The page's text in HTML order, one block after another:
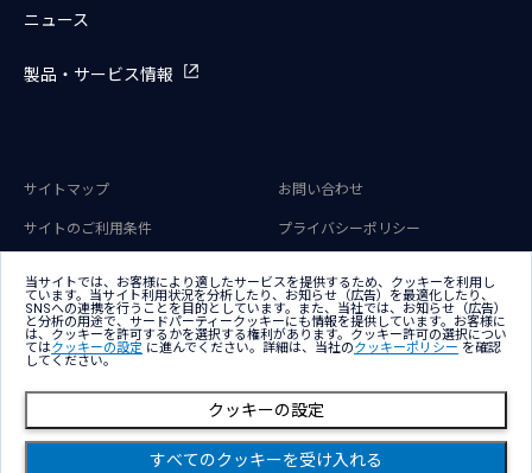
ニュース
製品・サービス情報
サイトマップ
お問い合わせ
サイトのご利用条件
プライバシーポリシー
クッキー（Cookie）プリファレン
ス
Copyright © NTT DATA Group Corporation
当サイトでは、お客様により適したサービスを提供するため、クッキーを利用し
ています。当サイト利用状況を分析したり、お知らせ（広告）を最適化したり、
SNSへの連携を行うことを目的としています。また、当社では、お知らせ（広告）
と分析の用途で、サードパーティークッキーにも情報を提供しています。お客様に
は、クッキーを許可するかを選択する権利があります。クッキー許可の選択につい
てはクッキーの設定 に進んでください。詳細は、当社のクッキーポリシー を確認
してください。
すべてのクッキーを受け入れる
クッキーの設定